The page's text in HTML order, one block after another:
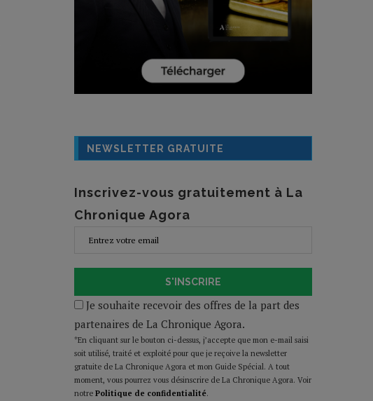
NEWSLETTER GRATUITE
Inscrivez-vous gratuitement à La
Chronique Agora
S'INSCRIRE
Je souhaite recevoir des offres de la part des
partenaires de La Chronique Agora.
*En cliquant sur le bouton ci-dessus, j’accepte que mon e-mail saisi
soit utilisé, traité et exploité pour que je reçoive la newsletter
gratuite de La Chronique Agora et mon Guide Spécial. A tout
moment, vous pourrez vous désinscrire de La Chronique Agora. Voir
notre Politique de confidentialité.